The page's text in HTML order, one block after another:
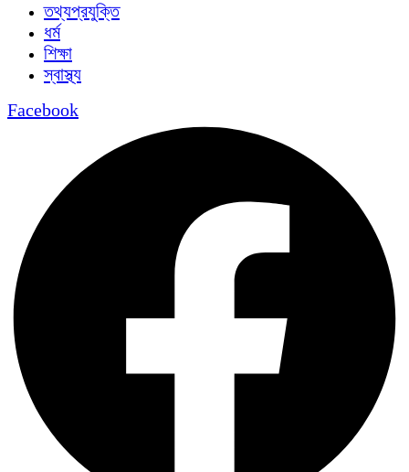
তথ্যপ্রযুক্তি
ধর্ম
শিক্ষা
স্বাস্থ্য
Facebook